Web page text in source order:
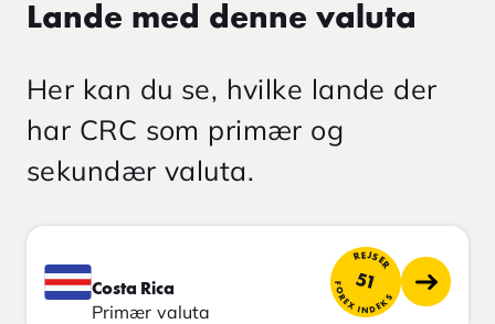
Lande med denne valuta
Her kan du se, hvilke lande der
har CRC som primær og
sekundær valuta.
Costa Rica
Primær valuta
REJSER
51
FOREX INDEKS